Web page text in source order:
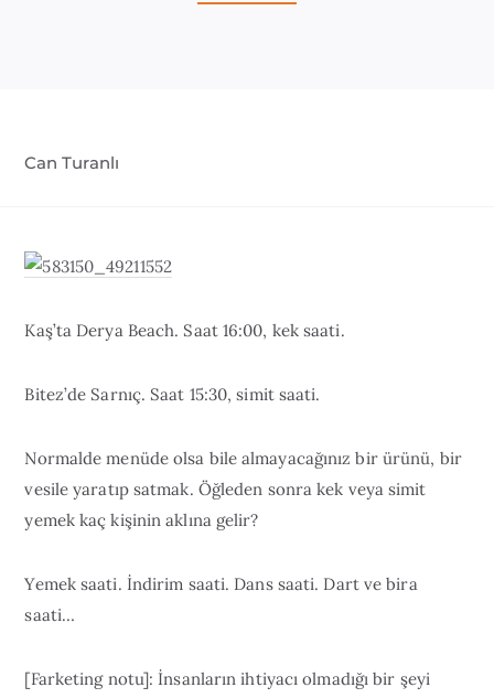
Can Turanlı
Kaş’ta Derya Beach. Saat 16:00, kek saati.
Bitez’de Sarnıç. Saat 15:30, simit saati.
Normalde menüde olsa bile almayacağınız bir ürünü, bir
vesile yaratıp satmak. Öğleden sonra kek veya simit
yemek kaç kişinin aklına gelir?
Yemek saati. İndirim saati. Dans saati. Dart ve bira
saati…
[Farketing notu]: İnsanların ihtiyacı olmadığı bir şeyi